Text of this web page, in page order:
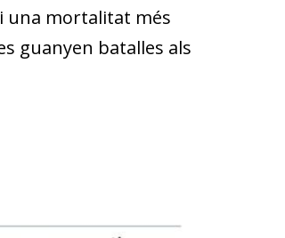
una mortalitat més
guanyen batalles als